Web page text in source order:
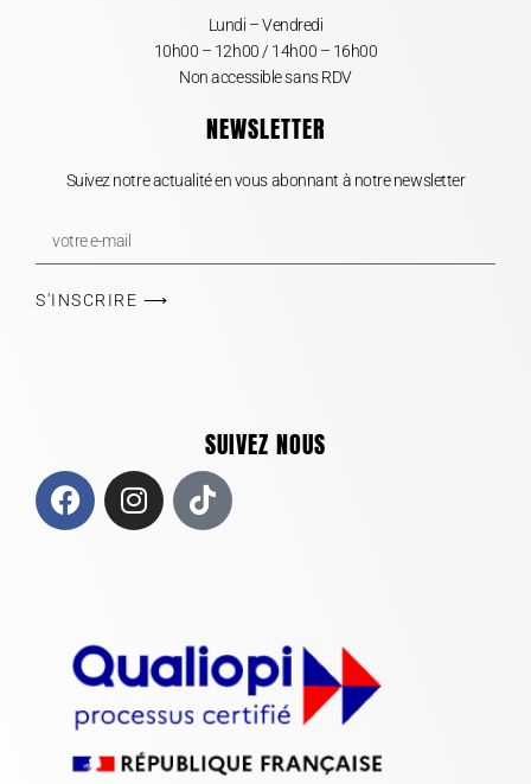
Lundi – Vendredi
10h00 – 12h00 / 14h00 – 16h00
Non accessible sans RDV
NEWSLETTER
Suivez notre actualité en vous abonnant à notre newsletter
S'INSCRIRE ⟶
SUIVEZ NOUS